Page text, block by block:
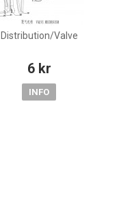
Distribution/Valve
6 kr
INFO